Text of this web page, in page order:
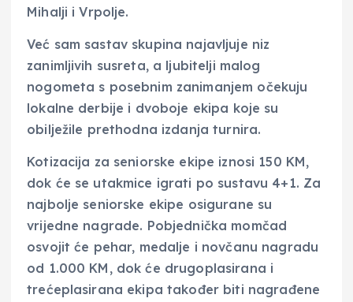
Mihalji i Vrpolje.
Već sam sastav skupina najavljuje niz
zanimljivih susreta, a ljubitelji malog
nogometa s posebnim zanimanjem očekuju
lokalne derbije i dvoboje ekipa koje su
obilježile prethodna izdanja turnira.
Kotizacija za seniorske ekipe iznosi 150 KM,
dok će se utakmice igrati po sustavu 4+1. Za
najbolje seniorske ekipe osigurane su
vrijedne nagrade. Pobjednička momčad
osvojit će pehar, medalje i novčanu nagradu
od 1.000 KM, dok će drugoplasirana i
trećeplasirana ekipa također biti nagrađene